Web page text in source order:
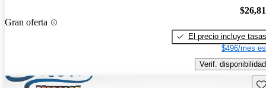
Gran oferta
El precio incluye tasas
$496/mes
Verif. disponibilidad